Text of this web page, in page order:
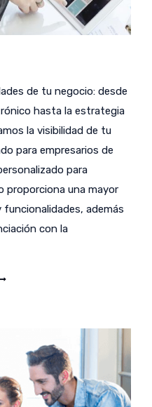
de tu negocio: desde
hasta la estrategia
la visibilidad de tu
para empresarios de
para
proporciona una mayor
además
con la